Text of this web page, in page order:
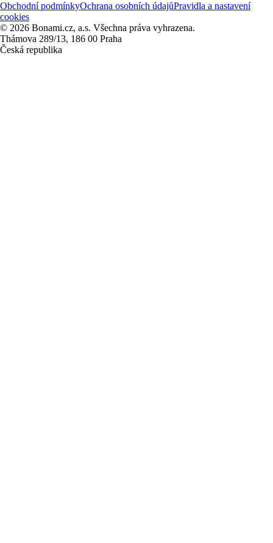
Obchodní podmínkyOchrana osobních údajůPravidla a nastavení
cookies
© 2026 Bonami.cz, a.s. Všechna práva vyhrazena.
Thámova 289/13, 186 00 Praha
Česká republika